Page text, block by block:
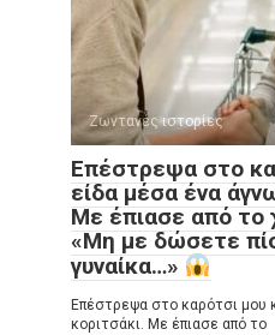
Ζωντανές ιστορίες
Επέστρεψα στο
είδα μέσα ένα
Με έπιασε από το
«Μη με δώσετε
γυναίκα…»
Επέστρεψα στο καρότσι μου
κοριτσάκι. Με έπιασε από το